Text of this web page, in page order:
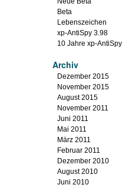
Beta
Lebenszeichen
xp-AntiSpy 3.98
10 Jahre xp-AntiSpy
Archiv
Dezember 2015
November 2015
August 2015
November 2011
Juni 2011
Mai 2011
März 2011
Februar 2011
Dezember 2010
August 2010
Juni 2010